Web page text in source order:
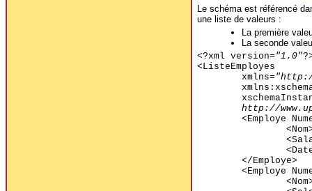
Le schéma est référencé
une liste de valeurs :
La première
La seconde
<?xml version= "1.0"
<ListeEmployes
xmlns=
http://
<Employe
</Employe>
<Employe